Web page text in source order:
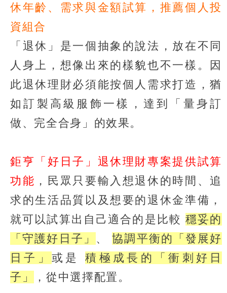
休年齡、需求與金額試算，推薦個人投
資組合
「退休」是一個抽象的說法，放在不同
人身上，想像出來的樣貌也不一樣。因
此退休理財必須能按個人需求打造，猶
如訂製高級服飾一樣，達到「量身訂
做、完全合身」的效果。
鉅亨「好日子」退休理財專案提供試算
功能 ，民眾只要輸入想退休的時間、追
求的生活品質以及想要的退休金準備，
就可以試算出自己適合的是比較穩妥的
「守護好日子」 、協調平衡的「發展好
日子」或是積極成長的「衝刺好日
子」
，從中選擇配置。